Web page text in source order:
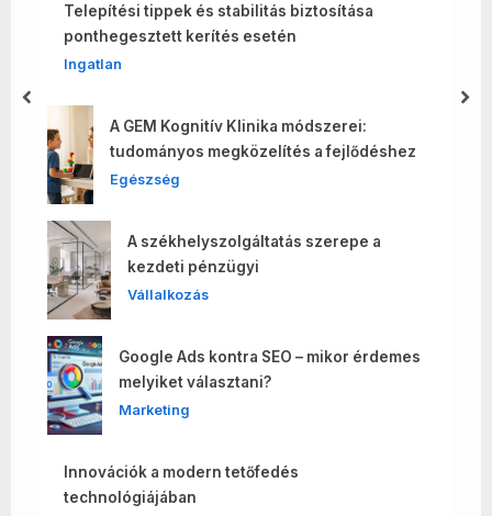
Telepítési tippek és stabilitás biztosítása
ponthegesztett kerítés esetén
Ingatlan
A GEM Kognitív Klinika módszerei:
tudományos megközelítés a fejlődéshez
Egészség
A székhelyszolgáltatás szerepe a
kezdeti pénzügyi
Vállalkozás
Google Ads kontra SEO – mikor érdemes
melyiket választani?
Marketing
Innovációk a modern tetőfedés
technológiájában
prev